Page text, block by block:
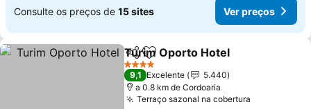
Consulte os preços de 15 sites Ver preços
PartilharAdicionar aos favoritos
Turim Oporto Hotel
4 Estrelas
9,1 Excelente
5.440
a 0.8 km de Cordoaria
Terraço sazonal na cobertura